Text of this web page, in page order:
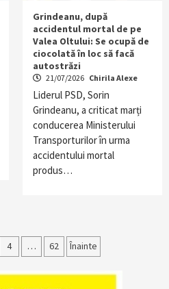
Grindeanu, după
accidentul mortal de pe
Valea Oltului: Se ocupă de
ciocolată în loc să facă
autostrăzi
21/07/2026 Chirila Alexe
Liderul PSD, Sorin
Grindeanu, a criticat marți
conducerea Ministerului
Transporturilor în urma
accidentului mortal
produs…
4 … 62 Înainte